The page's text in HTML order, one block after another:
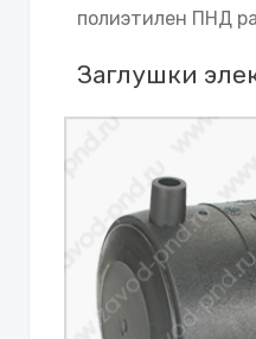
полиэтилен ПНД
Заглушки